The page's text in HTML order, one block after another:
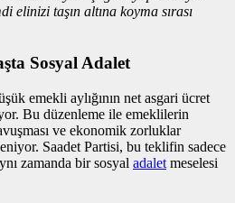
elinizi taşın altına koyma sırası
Sosyal Adalet
emekli aylığının net asgari ücret
Bu düzenleme ile emeklilerin
ve ekonomik zorluklar
Saadet Partisi, bu teklifin sadece
zamanda bir sosyal adalet meselesi